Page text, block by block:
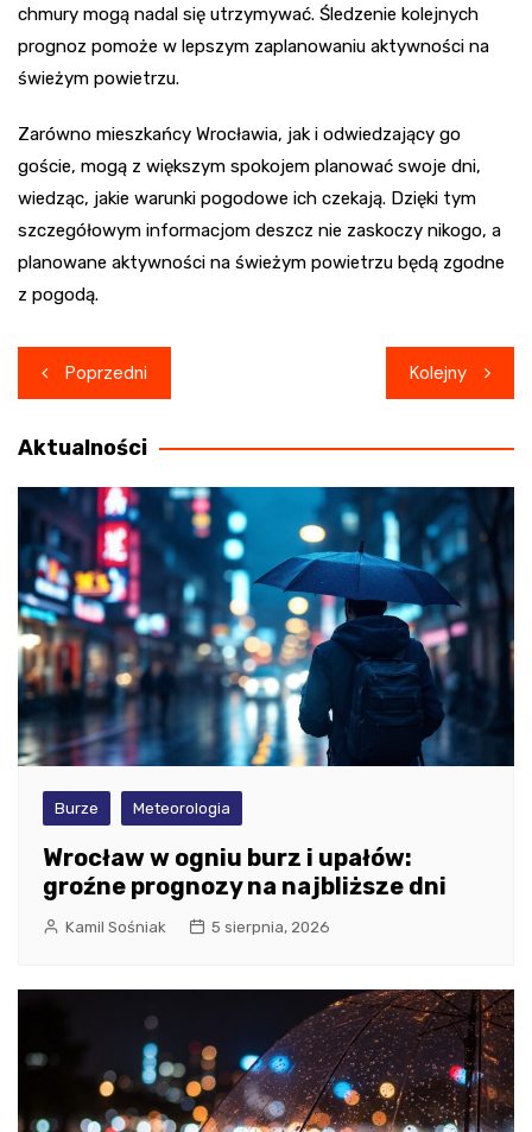
chmury mogą nadal się utrzymywać. Śledzenie kolejnych
prognoz pomoże w lepszym zaplanowaniu aktywności na
świeżym powietrzu.
Zarówno mieszkańcy Wrocławia, jak i odwiedzający go
goście, mogą z większym spokojem planować swoje dni,
wiedząc, jakie warunki pogodowe ich czekają. Dzięki tym
szczegółowym informacjom deszcz nie zaskoczy nikogo, a
planowane aktywności na świeżym powietrzu będą zgodne
z pogodą.
Nawigacja
wpisu
Poprzedni Kolejny
Aktualności
Burze Meteorologia
Wrocław w ogniu burz i upałów:
groźne prognozy na najbliższe dni
Kamil Sośniak 5 sierpnia, 2026